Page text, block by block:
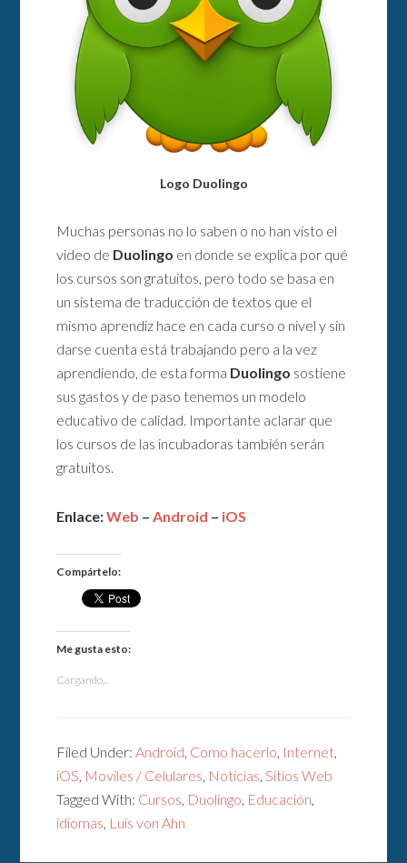
Logo Duolingo
Muchas personas no lo saben o no han visto el
video de Duolingo en donde se explica por qué
los cursos son gratuitos, pero todo se basa en
un sistema de traducción de textos que el
mismo aprendiz hace en cada curso o nivel y sin
darse cuenta está trabajando pero a la vez
aprendiendo, de esta forma Duolingo sostiene
sus gastos y de paso tenemos un modelo
educativo de calidad. Importante aclarar que
los cursos de las incubadoras también serán
gratuitos.
Enlace:Web – Android – iOS
Compártelo:
Me gusta esto:
Cargando...
Filed Under: Android Como hacerlo Internet
iOS Moviles / Celulares Noticias Sitios Web
Tagged With: Cursos Duolingo Educación
idiomas Luis von Ahn